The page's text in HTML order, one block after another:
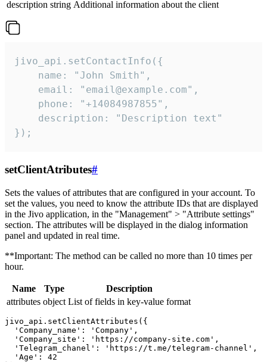
description string Additional information about the client
jivo_api.setContactInfo({
    name: "John Smith",
    email: "email@example.com",
    phone: "+14084987855",
    description: "Description text"
});
setClientAtributes#
Sets the values ​​of attributes that are configured in your account. To
set the values, you need to know the attribute IDs that are displayed
in the Jivo application, in the "Management" > "Attribute settings"
section. The attributes will be displayed in the dialog information
panel and updated in real time.
**Important: The method can be called no more than 10 times per
hour.
Name Type
Description
attributes object List of fields in key-value format
jivo_api.setClientAttributes({
  'Company_name': 'Company',
  'Company_site': 'https://company-site.com',
  'Telegram_chanel': 'https://t.me/telegram-channel',
  'Age': 42